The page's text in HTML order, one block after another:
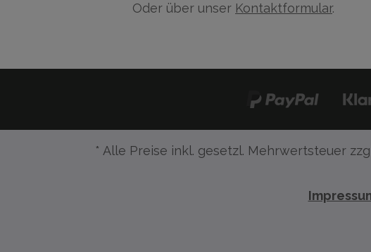
Oder über unser Kontaktformular.
* Alle Preise inkl. gesetzl. Mehrwertsteuer